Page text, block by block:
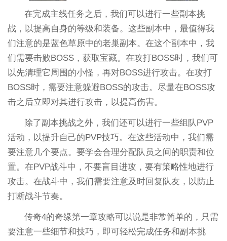
在完成主线任务之后，我们可以进行一些副本挑
战，以提高自身的等级和装备。这些副本中，最值得我
们注意的是蓝色草原中的老巢副本。在这个副本中，我
们需要击败BOSS，获取宝藏。在攻打BOSS时，我们可
以先清理它周围的小怪，再对BOSS进行攻击。在攻打
BOSS时，需要注意躲避BOSS的攻击。尽量在BOSS攻
击之后立即对其进行攻击，以提高伤害。
除了副本挑战之外，我们还可以进行一些组队PVP
活动，以提升自己的PVP技巧。在这些活动中，我们需
要注意几个要点。要学会合理分配队员之间的职责和位
置。在PVP战斗中，不要盲目进攻，要有策略性地进行
攻击。在战斗中，我们需要注意及时回复队友，以防止
打断战斗节奏。
传奇4的奇缘第一章攻略可以说是非常简单的，只需
要注意一些细节和技巧，即可轻松完成任务和副本挑